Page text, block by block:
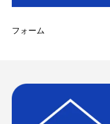
フォーム